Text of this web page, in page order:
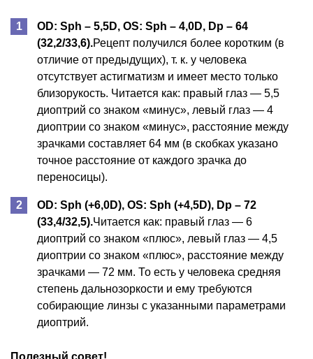
OD: Sph – 5,5D, OS: Sph – 4,0D, Dp – 64
(32,2/33,6).Рецепт получился более коротким (в
отличие от предыдущих), т. к. у человека
отсутствует астигматизм и имеет место только
близорукость. Читается как: правый глаз — 5,5
диоптрий со знаком «минус», левый глаз — 4
диоптрии со знаком «минус», расстояние между
зрачками составляет 64 мм (в скобках указано
точное расстояние от каждого зрачка до
переносицы).
OD: Sph (+6,0D), OS: Sph (+4,5D), Dp – 72
(33,4/32,5).Читается как: правый глаз — 6
диоптрий со знаком «плюс», левый глаз — 4,5
диоптрии со знаком «плюс», расстояние между
зрачками — 72 мм. То есть у человека средняя
степень дальнозоркости и ему требуются
собирающие линзы с указанными параметрами
диоптрий.
Полезный совет!